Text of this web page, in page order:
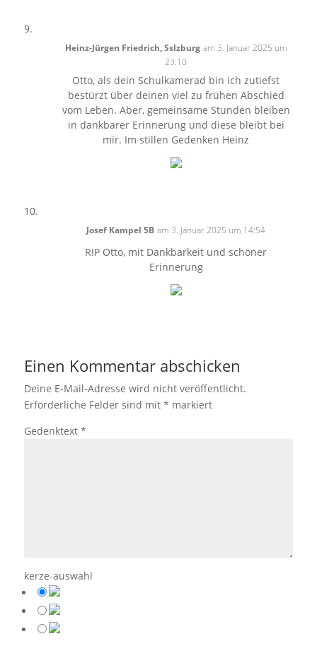
Heinz-Jürgen Friedrich, Sslzburg am 3. Januar 2025 um
23:10
Otto, als dein Schulkamerad bin ich zutiefst
bestürzt über deinen viel zu frühen Abschied
vom Leben. Aber, gemeinsame Stunden bleiben
in dankbarer Erinnerung und diese bleibt bei
mir. Im stillen Gedenken Heinz
Josef Kampel 5B am 3. Januar 2025 um 14:54
RIP Otto, mit Dankbarkeit und schöner
Erinnerung
Einen Kommentar abschicken
Deine E-Mail-Adresse wird nicht veröffentlicht.
Erforderliche Felder sind mit * markiert
Gedenktext *
kerze-auswahl